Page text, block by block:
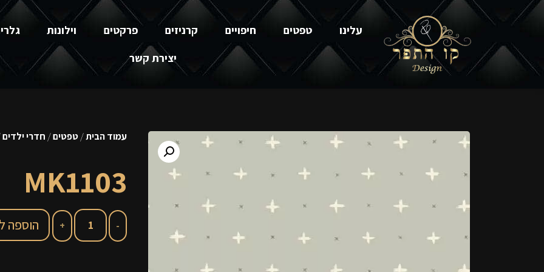
עלינו טפטים חיפויים קרניזים פרקטים וילונות
יצירת קשר
עמוד הבית/טפטים/ חדרי ילדים
MK1103
הוספה